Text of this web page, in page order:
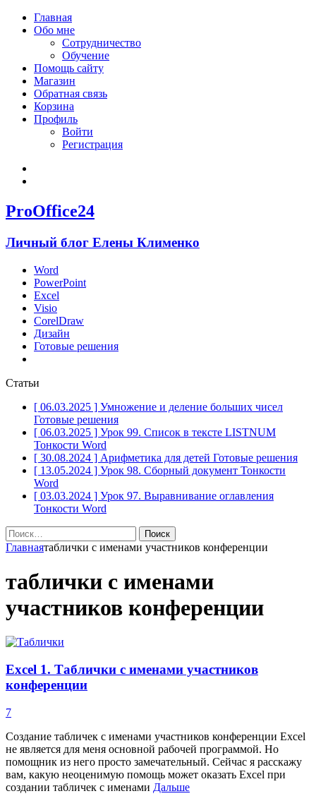
Главная
Обо мне
Сотрудничество
Обучение
Помощь сайту
Магазин
Обратная связь
Корзина
Профиль
Войти
Регистрация
ProOffice24
Личный блог Елены Клименко
Word
PowerPoint
Excel
Visio
CorelDraw
Дизайн
Готовые решения
Статьи
[ 06.03.2025 ] Умножение и деление больших чисел
Готовые решения
[ 06.03.2025 ] Урок 99. Список в тексте LISTNUM
Тонкости Word
[ 30.08.2024 ] Арифметика для детей Готовые решения
[ 13.05.2024 ] Урок 98. Сборный документ Тонкости
Word
[ 03.03.2024 ] Урок 97. Выравнивание оглавления
Тонкости Word
Найти:
Главнаятаблички с именами участников конференции
таблички с именами
участников конференции
Exсel 1. Таблички с именами участников
конференции
7
Создание табличек с именами участников конференции Exсel
не является для меня основной рабочей программой. Но
помощник из него просто замечательный. Сейчас я расскажу
вам, какую неоценимую помощь может оказать Exсel при
создании табличек с именами Дальше